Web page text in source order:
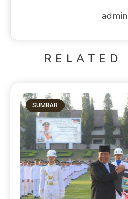
admin
RELATED
SUMBAR